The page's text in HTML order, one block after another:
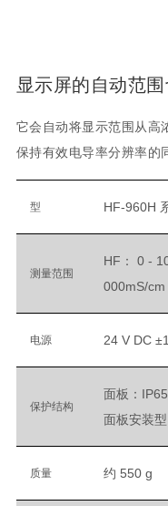
显示屏的自动范
它会自动将显示范围从高
保持有效电导率分辨率的
型 HF-960H
测量范围
HF： 0 -
000mS/cm
电源 24 V DC
保护结构
面板：
面板安装型
质量 约 550 g